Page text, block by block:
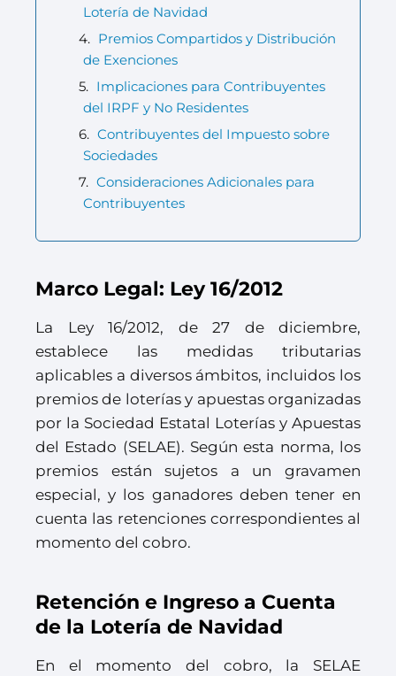
Lotería de Navidad
Premios Compartidos y Distribución
de Exenciones
Implicaciones para Contribuyentes
del IRPF y No Residentes
Contribuyentes del Impuesto sobre
Sociedades
Consideraciones Adicionales para
Contribuyentes
Marco Legal: Ley 16/2012
La Ley 16/2012, de 27 de diciembre,
establece las medidas tributarias
aplicables a diversos ámbitos, incluidos los
premios de loterías y apuestas organizadas
por la Sociedad Estatal Loterías y Apuestas
del Estado (SELAE). Según esta norma, los
premios están sujetos a un gravamen
especial, y los ganadores deben tener en
cuenta las retenciones correspondientes al
momento del cobro.
Retención e Ingreso a Cuenta
de la Lotería de Navidad
En el momento del cobro, la SELAE